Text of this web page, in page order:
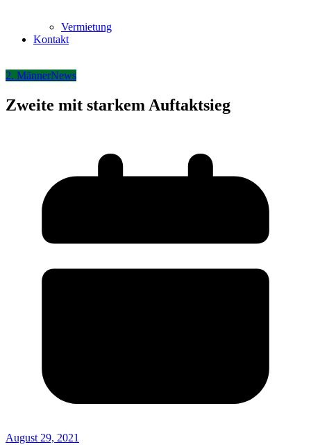
Vermietung
Kontakt
2. MännerNews
Zweite mit starkem Auftaktsieg
August 29, 2021